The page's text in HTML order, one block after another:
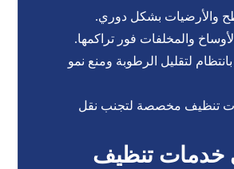
والأرضيات بشكل دوري.
والمخلفات فور تراكمها.
لتقليل الرطوبة ومنع نمو
تنظيف مخصصة لتجنب نقل
خدمات تنظيف